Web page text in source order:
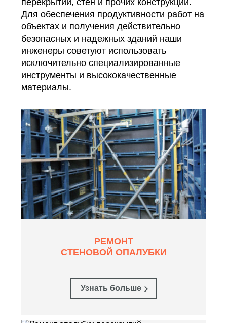
перекрытий, стен и прочих конструкций.
Для обеспечения продуктивности работ на
объектах и получения действительно
безопасных и надежных зданий наши
инженеры советуют использовать
исключительно специализированные
инструменты и высококачественные
материалы.
РЕМОНТ
СТЕНОВОЙ ОПАЛУБКИ
Узнать больше